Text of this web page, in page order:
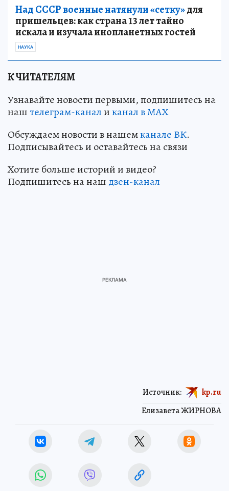
Над СССР военные натянули «сетку»для
пришельцев: как страна 13 лет тайно
искала и изучала инопланетных гостей
НАУКА
К ЧИТАТЕЛЯМ
Узнавайте новости первыми, подпишитесь на
наштелеграм-каналиканал в МАХ
Обсуждаем новости в нашемканале ВК.
Подписывайтесь и оставайтесь на связи
Хотите больше историй и видео?
Подпишитесь на наш дзен-канал
Елизавета ЖИРНОВА
Источник: kp.ru